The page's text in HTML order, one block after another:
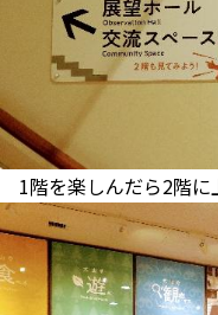
1階を楽しんだら2階